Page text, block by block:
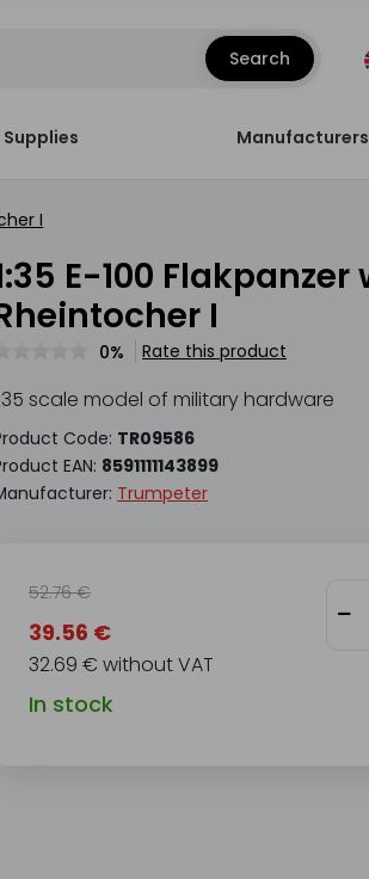
Search
Manufacturers
I
w/Flakrakete
I
0% Rate this product
scale model of military hardware
Code: TR09586
EAN: 8591111143899
Trumpeter
52.76 €
39.56 €
32.69 € without VAT
In stock